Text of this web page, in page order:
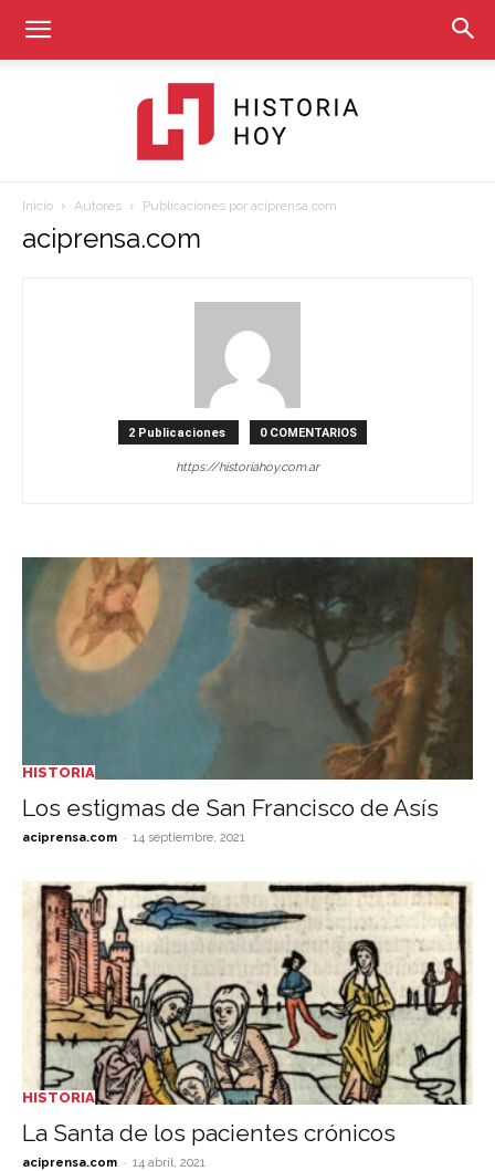
Historia
Inicio Autores Publicaciones por aciprensa.com
aciprensa.com
2 Publicaciones 0 COMENTARIOS
https://historiahoy.com.ar
HISTORIA
Los estigmas de San Francisco de Asís
aciprensa.com - 14 septiembre, 2021
HISTORIA
La Santa de los pacientes crónicos
aciprensa.com - 14 abril, 2021